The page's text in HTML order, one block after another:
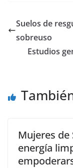
Suelos de
sobreuso
Estudios
Mujeres de
energía